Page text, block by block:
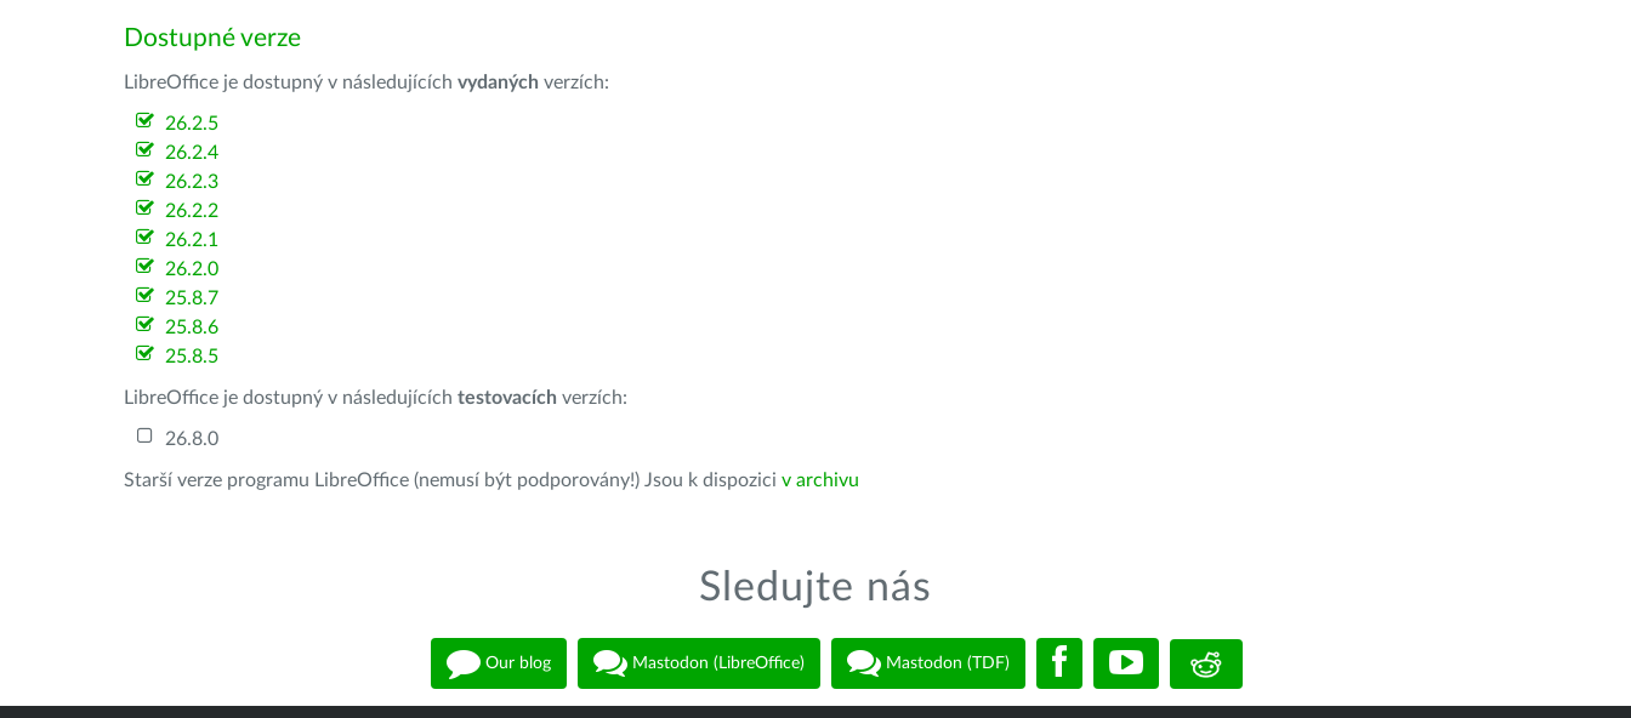
Dostupné verze
LibreOffice je dostupný v následujících vydaných verzích:
26.2.5
26.2.4
26.2.3
26.2.2
26.2.1
26.2.0
25.8.7
25.8.6
25.8.5
LibreOffice je dostupný v následujících testovacích verzích:
26.8.0
Starší verze programu LibreOffice (nemusí být podporovány!) Jsou k dispozici v archivu
Sledujte nás
Our blog Mastodon (LibreOffice) Mastodon (TDF)